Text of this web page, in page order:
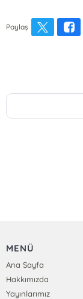
Paylaş
MENÜ
Ana Sayfa
Hakkımızda
Yayınlarımız